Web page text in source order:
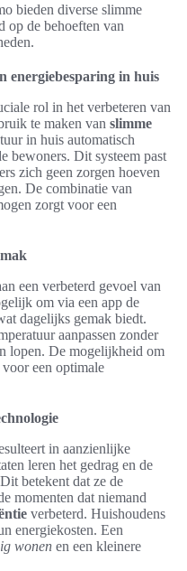
bieden diverse slimme
op de behoeften van
energiebesparing in huis
rol in het verbeteren van
te maken van slimme
in huis automatisch
bewoners. Dit systeem past
zich geen zorgen hoeven
De combinatie van
zorgt voor een
een verbeterd gevoel van
om via een app de
dagelijks gemak biedt.
aanpassen zonder
lopen. De mogelijkheid om
een optimale
in aanzienlijke
leren het gedrag en de
betekent dat ze de
momenten dat niemand
verbeterd. Huishoudens
energiekosten. Een
wonen en een kleinere